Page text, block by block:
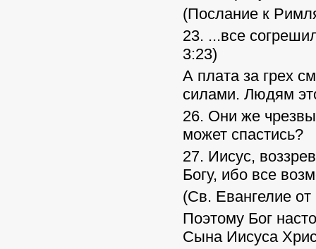
(Послание к
23. ...все
3:23)
А плата за грех
силами. Людям
26. Они же
может спастись?
27. Иисус,
Богу, ибо все
(Св. Евангелие
Поэтому Бог
Сына Иисуса